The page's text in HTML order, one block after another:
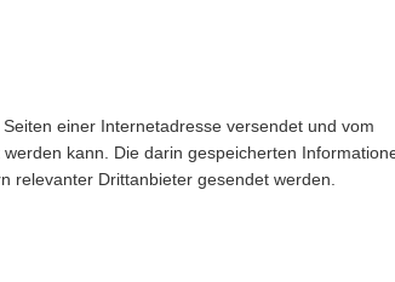
einer Internetadresse versendet und vom
kann. Die darin gespeicherten
relevanter Drittanbieter gesendet werden.